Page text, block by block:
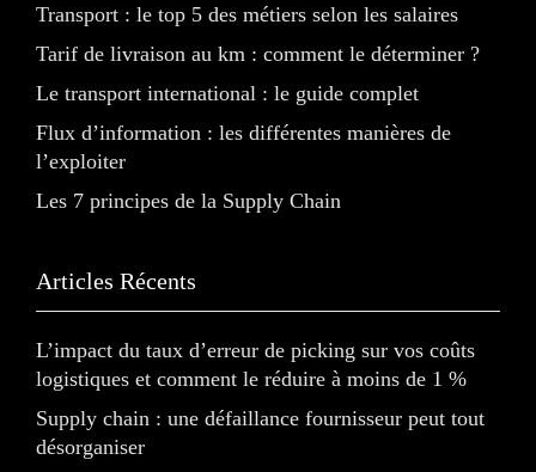
Transport : le top 5 des métiers selon les salaires
Tarif de livraison au km : comment le déterminer ?
Le transport international : le guide complet
Flux d’information : les différentes manières de
l’exploiter
Les 7 principes de la Supply Chain
Articles Récents
L’impact du taux d’erreur de picking sur vos coûts
logistiques et comment le réduire à moins de 1 %
Supply chain : une défaillance fournisseur peut tout
désorganiser